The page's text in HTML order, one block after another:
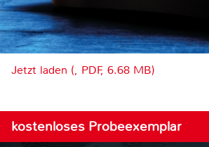
Jetzt laden (, PDF, 6.68 MB)
kostenloses Probeexemplar